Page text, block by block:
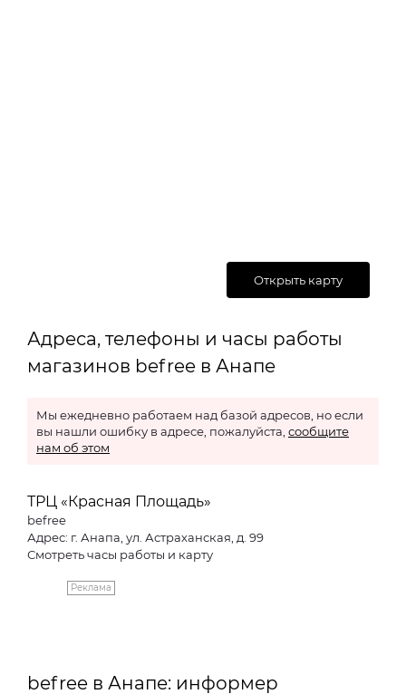
Открыть карту
Адреса, телефоны и часы работы
магазинов befree в Анапе
Мы ежедневно работаем над базой адресов, но если
вы нашли ошибку в адресе, пожалуйста, сообщите
нам об этом
ТРЦ «Красная Площадь»
befree
Адрес: г. Анапа, ул. Астраханская, д. 99
Смотреть часы работы и карту
Реклама
befree в Анапе: информер